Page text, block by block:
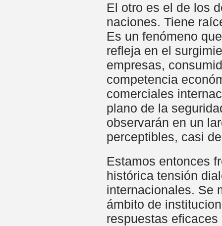
El otro es el de los
naciones. Tiene
Es un fenómeno
refleja en el
empresas,
competencia
comerciales
plano de la
observarán en un
perceptibles, casi
Estamos entonces
histórica tensión
internacionales. Se
ámbito de
respuestas